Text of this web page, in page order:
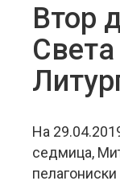
Втор
Света
На
седмица,